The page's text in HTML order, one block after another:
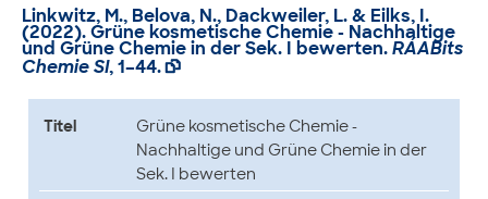
Linkwitz, M., Belova, N., Dackweiler, L. & Eilks, I.
(2022).Grüne kosmetische Chemie - Nachhaltige
und Grüne Chemie in der Sek. I bewerten.RÁABits
Chemie SI, 1–44. 
Titel
Grüne kosmetische Chemie -
Nachhaltige und Grüne Chemie in der
Sek. I bewerten